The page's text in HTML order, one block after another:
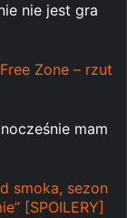
nie jest gra
Zone – rzut
mam
smoka, sezon
[SPOILERY]